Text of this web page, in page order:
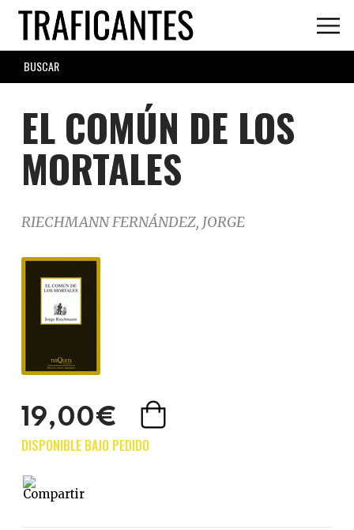
Skip
main
content
SEARCH
FORM
EL COMÚN DE LOS
MORTALES
RIECHMANN FERNÁNDEZ, JORGE
19,00€